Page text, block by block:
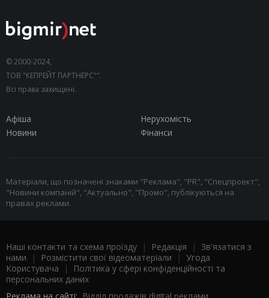
© 2000-2024,
ТОВ "КЕПРЕЙТ ПАРТНЕРС"".
Всі права захищені.
Афіша
Нерухомість
Новини
Фінанси
Матеріали, що позначені знаками "Реклама", "PR", "Спецпроект",
"Новини компаній", "Актуально", "Промо", публікуються на
правах реклами.
Наші контакти та схема проїзду | Редакція | Зв'язатися з
нами | Розмістити свої відеоматеріали | Угода
Користувача |
Політика у сфері конфіденційності та
персональних даних